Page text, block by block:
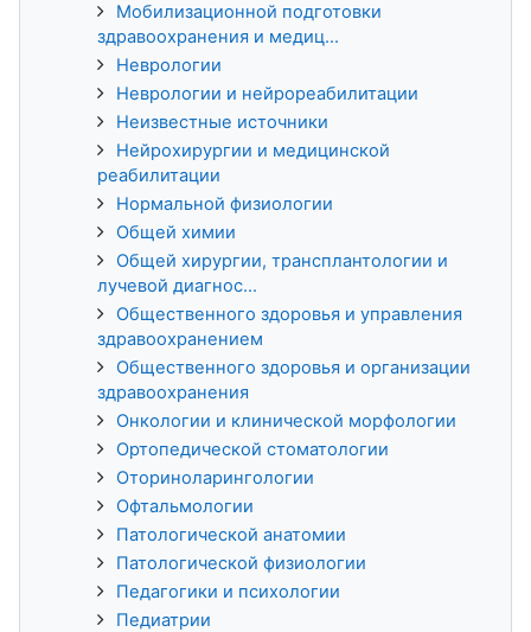
Мобилизационной подготовки
здравоохранения и медиц...
Неврологии
Неврологии и нейрореабилитации
Неизвестные источники
Нейрохирургии и медицинской
реабилитации
Нормальной физиологии
Общей химии
Общей хирургии, трансплантологии и
лучевой диагнос...
Общественного здоровья и управления
здравоохранением
Общественного здоровья и организации
здравоохранения
Онкологии и клинической морфологии
Ортопедической стоматологии
Оториноларингологии
Офтальмологии
Патологической анатомии
Патологической физиологии
Педагогики и психологии
Педиатрии